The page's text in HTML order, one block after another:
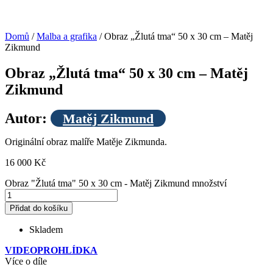
Domů /Malba a grafika / Obraz „Žlutá tma“ 50 x 30 cm – Matěj
Zikmund
Obraz „Žlutá tma“ 50 x 30 cm – Matěj
Zikmund
Autor:
Matěj Zikmund
Originální obraz malíře Matěje Zikmunda.
16 000 Kč
Obraz "Žlutá tma" 50 x 30 cm - Matěj Zikmund množství
Přidat do košíku
Skladem
VIDEOPROHLÍDKA
Více o díle